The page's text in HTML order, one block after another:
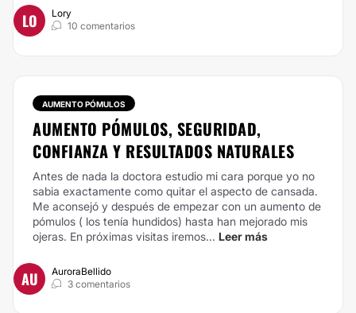
LO
Lory
10 comentarios
AUMENTO PÓMULOS
AUMENTO PÓMULOS, SEGURIDAD,
CONFIANZA Y RESULTADOS NATURALES
Antes de nada la doctora estudio mi cara porque yo no
sabia exactamente como quitar el aspecto de cansada.
Me aconsejó y después de empezar con un aumento de
pómulos ( los tenía hundidos) hasta han mejorado mis
ojeras. En próximas visitas iremos... Leer más
AU
AuroraBellido
3 comentarios